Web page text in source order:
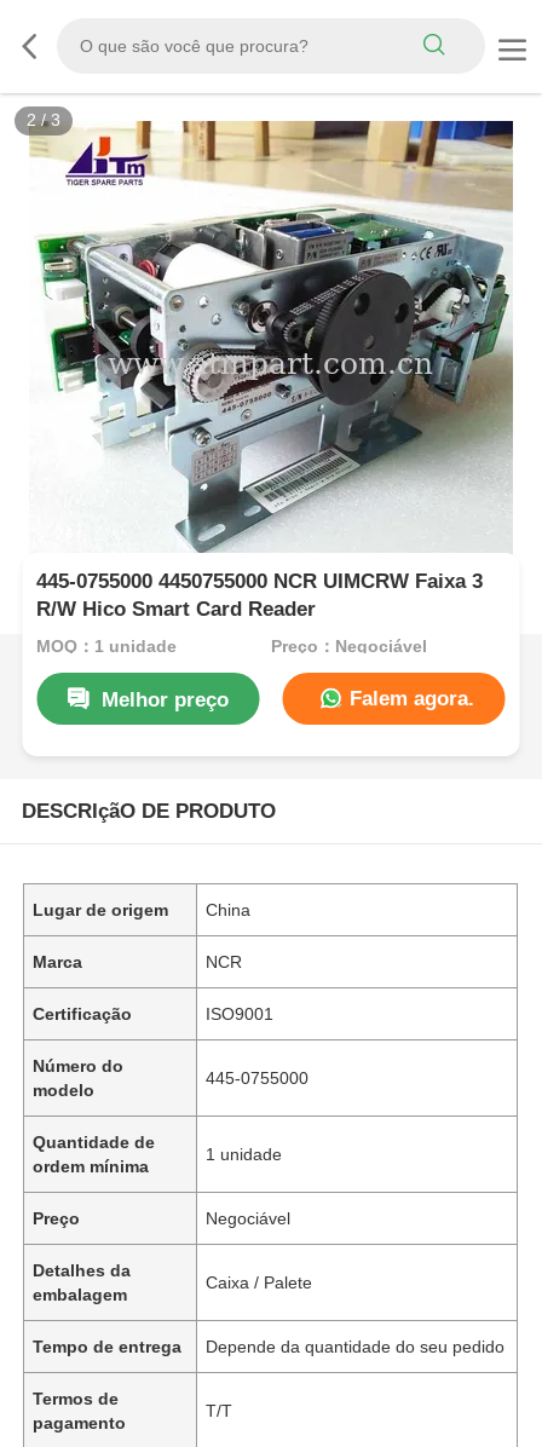
2/3
445-0755000 4450755000 NCR UIMCRW Faixa 3
R/W Hico Smart Card Reader
MOQ：1 unidade Preço：Negociável
Melhor preço Falem agora.
DESCRIçãO DE PRODUTO
Lugar de origem China
Marca NCR
Certificação ISO9001
Número do
modelo
445-0755000
Quantidade de
ordem mínima
1 unidade
Preço Negociável
Detalhes da
embalagem
Caixa / Palete
Tempo de entrega Depende da quantidade do seu pedido
Termos de
pagamento
T/T